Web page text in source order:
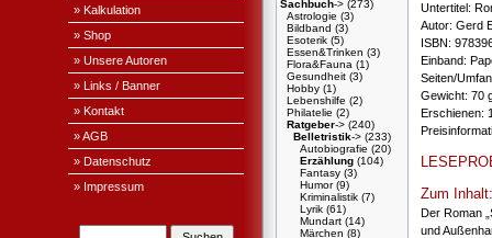
» Kalkulation
» Shop
» Unsere Autoren
» Links / Banner
» Kontakt
» AGB
» Datenschutz
» Impressum
Sachbuch-> (273)
Astrologie (3)
Bildband (3)
Esoterik (5)
Essen&Trinken (3)
Flora&Fauna (1)
Gesundheit (3)
Hobby (1)
Lebenshilfe (2)
Philatelie (2)
Ratgeber-> (240)
Belletristik-> (233)
Autobiografie (20)
Erzählung (104)
Fantasy (3)
Humor(9)
Kriminalistik (7)
Lyrik (61)
Mundart (14)
Märchen (8)
Untertitel:
Autor: Gerd
ISBN:
Einband:
Seiten/
Gewicht: 70
Erschienen:
Zum Inhalt:
Der Roman
und